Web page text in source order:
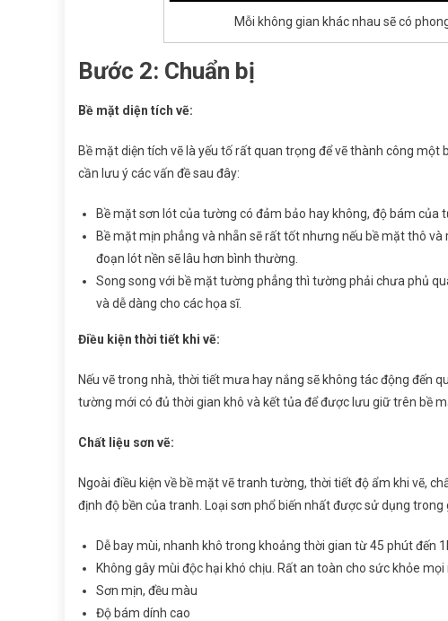
Mỗi không gian khác nhau sẽ có
Bước 2: Chuẩn bị
Bề mặt diện tích vẽ:
Bề mặt diện tích vẽ là yếu tố rất quan trọng để vẽ thành công
cần lưu ý các vấn đề sau đây:
Bề mặt sơn lót của tường có đảm bảo hay không, độ bám của
Bề mặt mịn phẳng và nhẵn sẽ rất tốt nhưng nếu bề mặt thô
đoạn lót nền sẽ lâu hơn bình thường.
Song song với bề mặt tường phẳng thì tường phải chưa phủ
và dễ dàng cho các họa sĩ.
Điều kiện thời tiết khi vẽ:
Nếu vẽ trong nhà, thời tiết mưa hay nắng sẽ không tác động đến
tường mới có đủ thời gian khô và kết tủa để được lưu giữ trên bề
Chất liệu sơn vẽ:
Ngoài điều kiện về bề mặt vẽ tranh tường, thời tiết độ ẩm khi vẽ,
định độ bền của tranh. Loại sơn phổ biến nhất được sử dụng
Dễ bay mùi, nhanh khô trong khoảng thời gian từ 45 phút đến
Không gây mùi độc hại khó chịu. Rất an toàn cho sức khỏe
Sơn mịn, đều màu
Độ bám dính cao